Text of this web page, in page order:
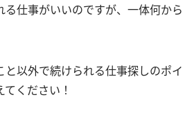
る仕事がいいのですが、一体何から
以外で続けられる仕事探しのポイ
ください！